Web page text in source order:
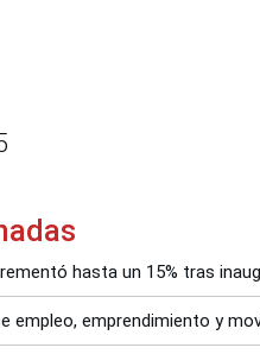
hasta un 15% tras
empleo, emprendimiento y